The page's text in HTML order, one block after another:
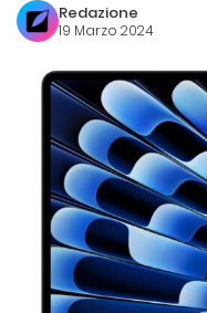
Redazione
19 Marzo 2024